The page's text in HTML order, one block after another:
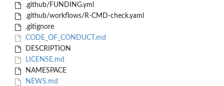
.github/FUNDING.yml
.github/workflows/R-CMD-check.yaml
.gitignore
CODE_OF_CONDUCT.md
DESCRIPTION
LICENSE.md
NAMESPACE
NEWS.md